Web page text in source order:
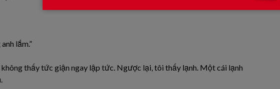
lắm.”
thấy tức giận ngay lập tức. Ngược lại, tôi thấy lạnh. Một cái lạnh